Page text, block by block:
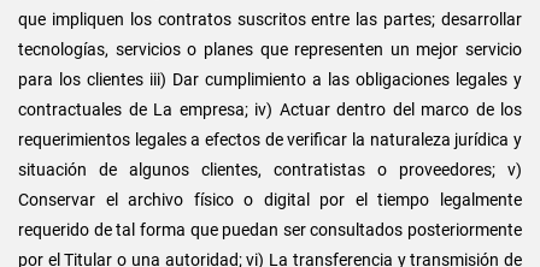
que impliquen los contratos suscritos entre las partes; desarrollar
tecnologías, servicios o planes que representen un mejor servicio
para los clientes iii) Dar cumplimiento a las obligaciones legales y
contractuales de La empresa; iv) Actuar dentro del marco de los
requerimientos legales a efectos de verificar la naturaleza jurídica y
situación de algunos clientes, contratistas o proveedores; v)
Conservar el archivo físico o digital por el tiempo legalmente
requerido de tal forma que puedan ser consultados posteriormente
por el Titular o una autoridad; vi) La transferencia y transmisión de